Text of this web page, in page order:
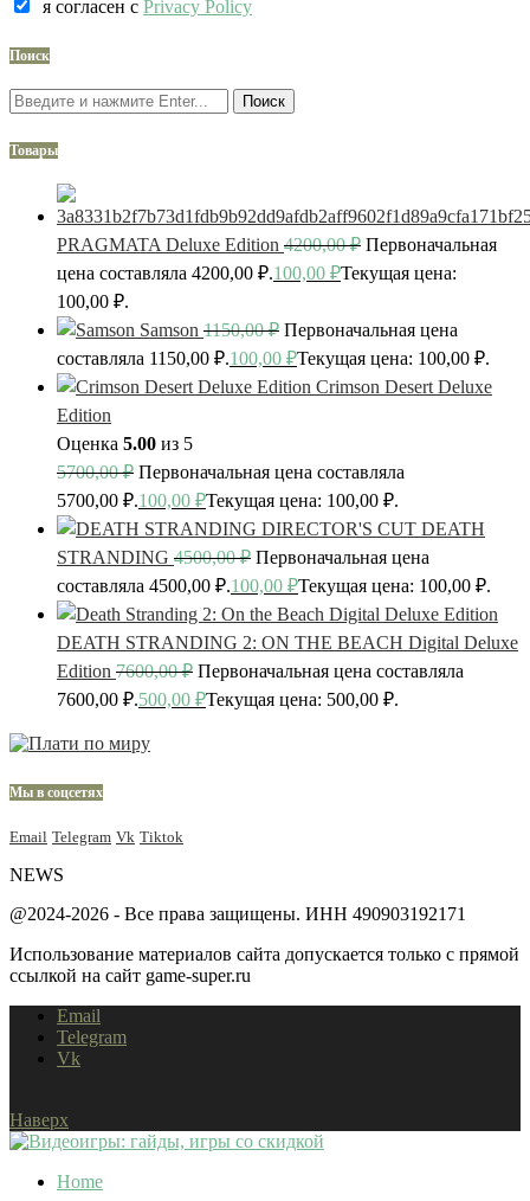
я согласен c Privacy Policy
Поиск
Поиск
Товары
PRAGMATA Deluxe Edition 4200,00₽ Первоначальная
цена составляла 4200,00 ₽.100,00 ₽Текущая цена:
100,00 ₽.
Samson 1150,00₽ Первоначальная цена
составляла 1150,00 ₽.100,00 ₽Текущая цена: 100,00 ₽.
Crimson Desert Deluxe
Edition
Оценка 5.00 из 5
5700,00₽ Первоначальная цена составляла
5700,00 ₽.100,00 ₽Текущая цена: 100,00 ₽.
DEATH
STRANDING 4500,00₽ Первоначальная цена
составляла 4500,00 ₽.100,00 ₽Текущая цена: 100,00 ₽.
DEATH STRANDING 2: ON THE BEACH Digital Deluxe
Edition 7600,00₽ Первоначальная цена составляла
7600,00 ₽.500,00 ₽Текущая цена: 500,00 ₽.
Мы в соцсетях
Email Telegram Vk Tiktok
NEWS
@2024-2026 - Все права защищены. ИНН 490903192171
Использование материалов сайта допускается только с прямой
ссылкой на сайт game-super.ru
Email
Telegram
Vk
Наверх
Home